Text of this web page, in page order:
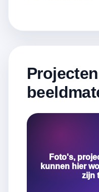
Foto's,
kunnen hier
zijn